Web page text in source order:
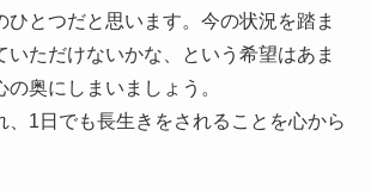
ひとつだと思います。今の状況を踏ま
いただけないかな、という希望はあま
の奥にしまいましょう。
、1日でも長生きをされることを心から